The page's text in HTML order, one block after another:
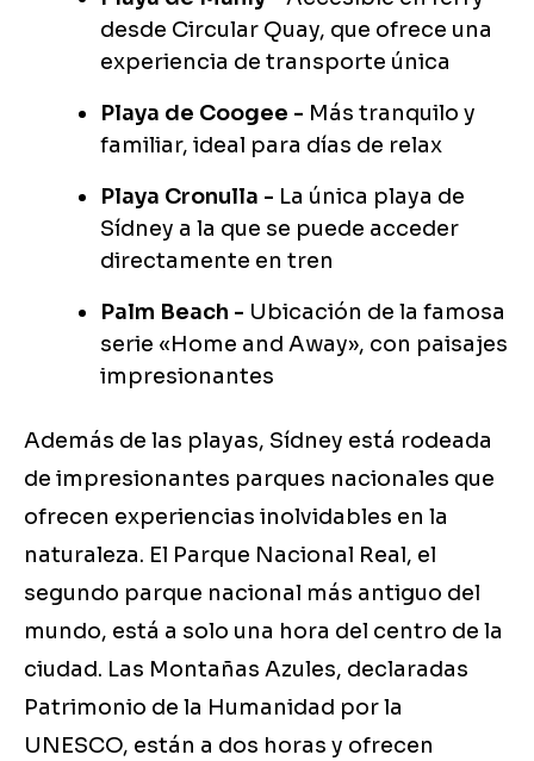
desde Circular Quay, que ofrece una
experiencia de transporte única
Playa de Coogee - Más tranquilo y
familiar, ideal para días de relax
Playa Cronulla - La única playa de
Sídney a la que se puede acceder
directamente en tren
Palm Beach - Ubicación de la famosa
serie «Home and Away», con paisajes
impresionantes
Además de las playas, Sídney está rodeada
de impresionantes parques nacionales que
ofrecen experiencias inolvidables en la
naturaleza. El Parque Nacional Real, el
segundo parque nacional más antiguo del
mundo, está a solo una hora del centro de la
ciudad. Las Montañas Azules, declaradas
Patrimonio de la Humanidad por la
UNESCO, están a dos horas y ofrecen